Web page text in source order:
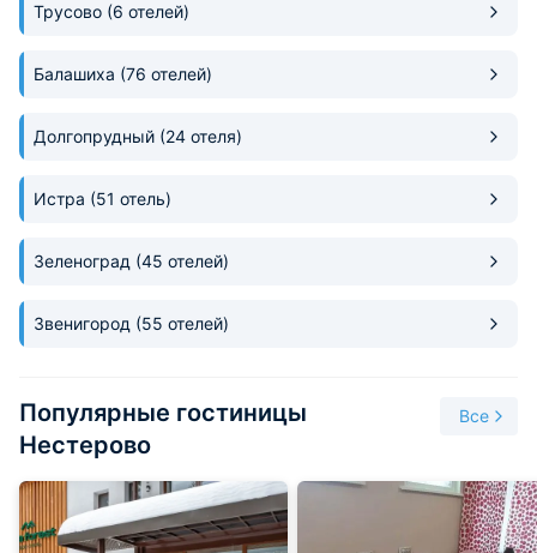
творчества союза писателей - «Малеевка».
Это красивое двухэтажное архитектурное здание, которое
так и манит к себе туристов. Здесь есть на что посмотреть.
интересные концерты, поэтические вечера, собрания, а
иногда даже танцы, на которых местные девушки находят
себе достойных кавалеров. Нестерово очень красивое
популярное село, у которого нет отбоя от туристов.
Трусово (6 отелей)
Балашиха (76 отелей)
Долгопрудный (24 отеля)
Истра (51 отель)
Зеленоград (45 отелей)
Звенигород (55 отелей)
Популярные гостиницы
Нестерово
Все